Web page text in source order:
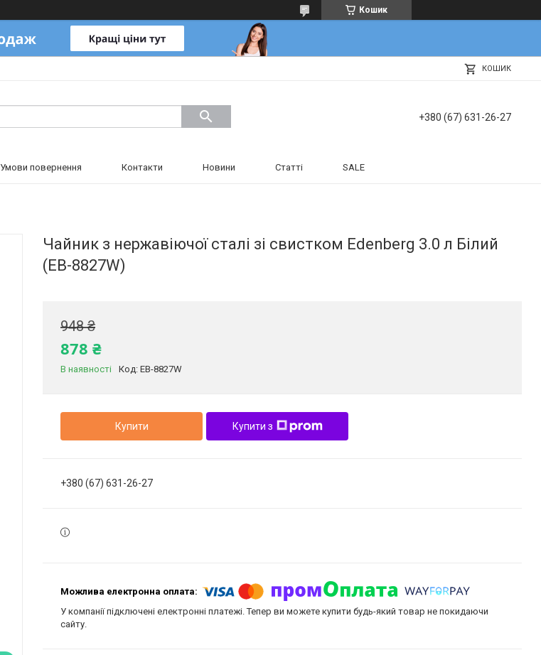
Кошик
КОШИК
+380 (67) 631-26-27
Умови повернення Контакти Новини Статті SALE
Чайник з нержавіючої сталі зі свистком Edenberg 3.0 л Білий
(EB-8827W)
948 ₴
878 ₴
В наявності Код: EB-8827W
Купити Купити з
+380 (67) 631-26-27
У компанії підключені електронні платежі. Тепер ви можете купити будь-який товар не покидаючи
сайту.